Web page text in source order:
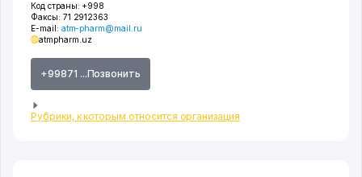
Код страны: +998
Факсы: 71 2912363
E-mail: atm-pharm@mail.ru
atmpharm.uz
+99871 ...Позвонить
Рубрики, к которым относится организация